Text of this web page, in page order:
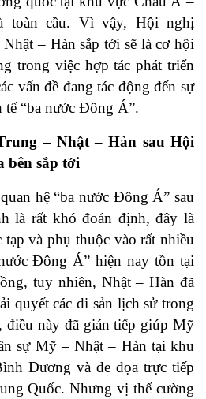
toàn cầu. Vì vậy, Hội nghị
– Hàn sắp tới sẽ là cơ hội
trong việc hợp tác phát triển
vấn đề đang tác động đến sự
tế “ba nước Đông Á”.
– Nhật – Hàn sau Hội
bên sắp tới
hệ “ba nước Đông Á” sau
là rất khó đoán định, đây là
và phụ thuộc vào rất nhiều
Đông Á” hiện nay tồn tại
tuy nhiên, Nhật – Hàn đã
quyết các di sản lịch sử trong
điều này đã gián tiếp giúp Mỹ
sự Mỹ – Nhật – Hàn tại khu
Dương và đe dọa trực tiếp
Quốc. Nhưng vị thế cường